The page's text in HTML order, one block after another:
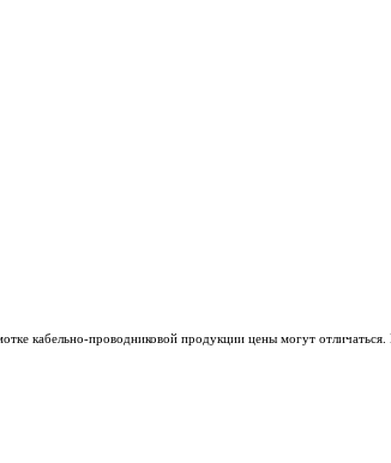
кабельно-проводниковой продукции цены могут